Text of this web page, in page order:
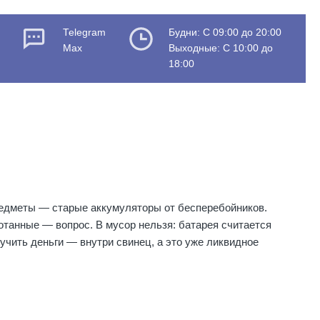
Telegram
Max
Будни: C 09:00 до 20:00
Выходные: C 10:00 до
18:00
— старые аккумуляторы от бесперебойников.
— вопрос. В мусор нельзя: батарея считается
деньги — внутри свинец, а это уже ликвидное